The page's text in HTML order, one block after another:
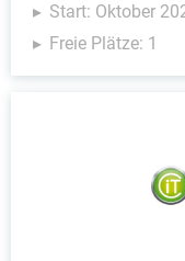
Start: Oktober
Freie Plätze: 1